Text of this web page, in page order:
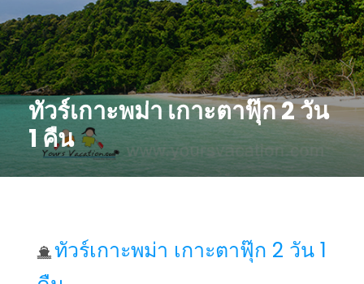
ทัวร์เกาะพม่า เกาะตาฟุ๊ก 2 วัน
1 คืน
ทัวร์เกาะพม่า เกาะตาฟุ๊ก 2 วัน 1